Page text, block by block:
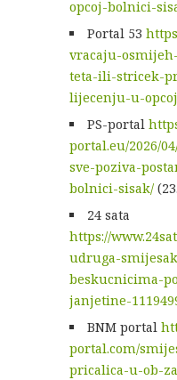
opcoj-bolnici-
Portal 53
vracaju-
teta-ili-stricek-
lijecenju-u-
PS-portal
portal.eu/2026/
sve-poziva-
bolnici-sisak/
24 sata
https://
udruga-
beskucnicima-
janjetine-
BNM portal
portal.com/
pricalica-u-ob-